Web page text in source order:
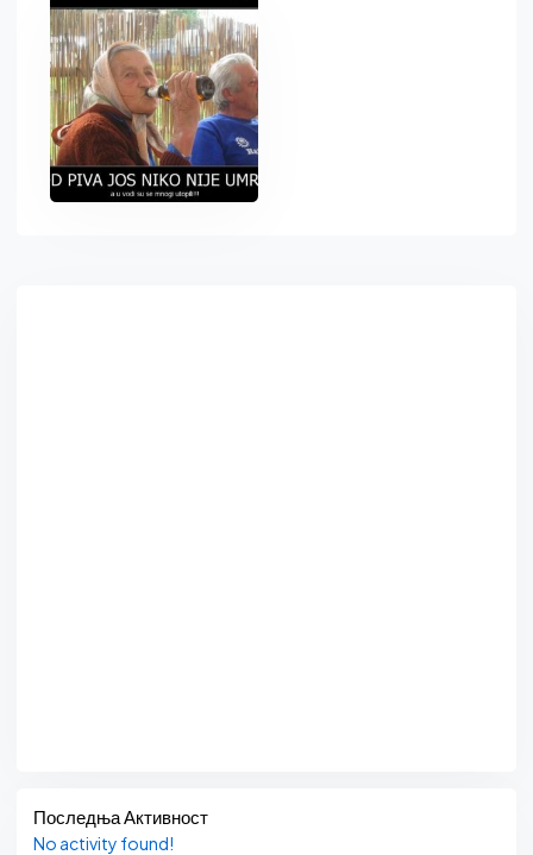
Последња Активност
No activity found!